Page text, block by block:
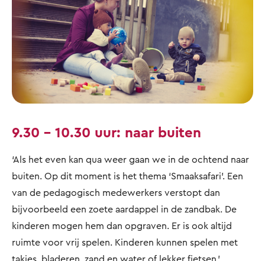
9.30 – 10.30 uur: naar buiten
‘Als het even kan qua weer gaan we in de ochtend naar
buiten. Op dit moment is het thema ‘Smaaksafari’. Een
van de pedagogisch medewerkers verstopt dan
bijvoorbeeld een zoete aardappel in de zandbak. De
kinderen mogen hem dan opgraven. Er is ook altijd
ruimte voor vrij spelen. Kinderen kunnen spelen met
takjes, bladeren, zand en water of lekker fietsen.'